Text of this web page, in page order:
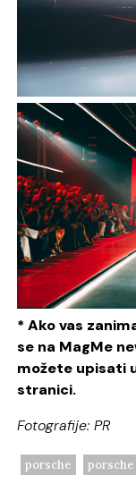
* Ako vas
se na MagMe
možete upisati
stranici.
Fotografije: PR
porsche porsche